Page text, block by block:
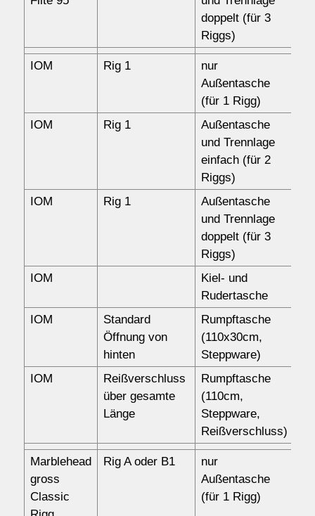
doppelt (für 3
Riggs)
IOM Rig 1
nur
Außentasche
(für 1 Rigg)
IOM Rig 1
Außentasche
und Trennlage
einfach (für 2
Riggs)
IOM Rig 1
Außentasche
und Trennlage
doppelt (für 3
Riggs)
IOM
Kiel- und
Rudertasche
IOM
Standard
Öffnung von
hinten
Rumpftasche
(110x30cm,
Steppware)
IOM
Reißverschluss
über gesamte
Länge
Rumpftasche
(110cm,
Steppware,
Reißverschluss)
Marblehead
gross
Classic
Rig A oder B1
nur
Außentasche
(für 1 Rigg)